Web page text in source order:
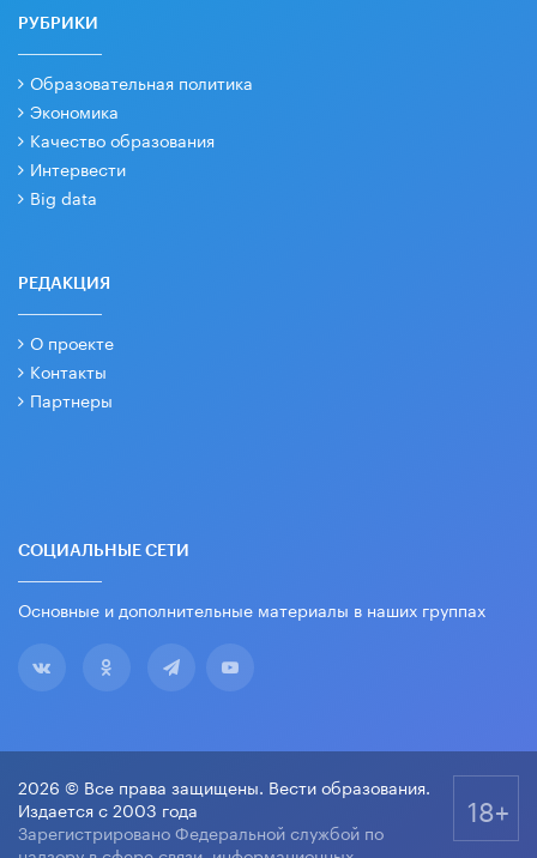
РУБРИКИ
Образовательная политика
Экономика
Качество образования
Интервести
Big data
РЕДАКЦИЯ
О проекте
Контакты
Партнеры
СОЦИАЛЬНЫЕ СЕТИ
Основные и дополнительные материалы в наших группах
2026 © Все права защищены. Вести образования.
Издается с 2003 года
Зарегистрировано Федеральной службой по
18+